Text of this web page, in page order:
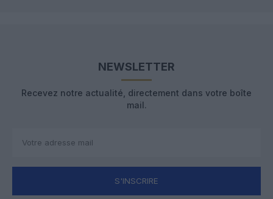
NEWSLETTER
Recevez notre actualité, directement dans votre boîte
mail.
S'INSCRIRE